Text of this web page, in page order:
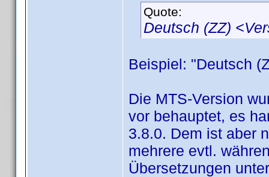
Quote:
Deutsch (ZZ)
Beispiel: "Deutsch
Die MTS-Version
vor behauptet, es
3.8.0. Dem ist aber
mehrere evtl.
Übersetzungen